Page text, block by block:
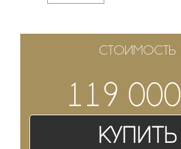
СТОИМОСТЬ
119 000
Купить